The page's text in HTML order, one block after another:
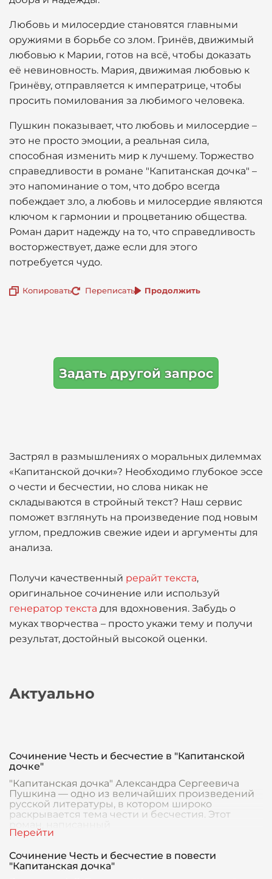
Любовь и милосердие становятся главными
оружиями в борьбе со злом. Гринёв, движимый
любовью к Марии, готов на всё, чтобы доказать
её невиновность. Мария, движимая любовью к
Гринёву, отправляется к императрице, чтобы
просить помилования за любимого человека.
Пушкин показывает, что любовь и милосердие –
это не просто эмоции, а реальная сила,
способная изменить мир к лучшему. Торжество
справедливости в романе "Капитанская дочка" –
это напоминание о том, что добро всегда
побеждает зло, а любовь и милосердие являются
ключом к гармонии и процветанию общества.
Роман дарит надежду на то, что справедливость
восторжествует, даже если для этого
потребуется чудо.
Копировать Переписать Продолжить
Задать другой запрос
Застрял в размышлениях о моральных дилеммах
«Капитанской дочки»? Необходимо глубокое эссе
о чести и бесчестии, но слова никак не
складываются в стройный текст? Наш сервис
поможет взглянуть на произведение под новым
углом, предложив свежие идеи и аргументы для
анализа.
Получи качественный рерайт текста,
оригинальное сочинение или используй
генератор текста для вдохновения. Забудь о
муках творчества – просто укажи тему и получи
результат, достойный высокой оценки.
Актуально
Сочинение Честь и бесчестие в "Капитанской
дочке"
"Капитанская дочка" Александра Сергеевича
Пушкина — одно из величайших произведений
русской литературы, в котором широко
раскрывается тема чести и бесчестия. Этот
Сочинение Честь и бесчестие в повести
"Капитанская дочка"